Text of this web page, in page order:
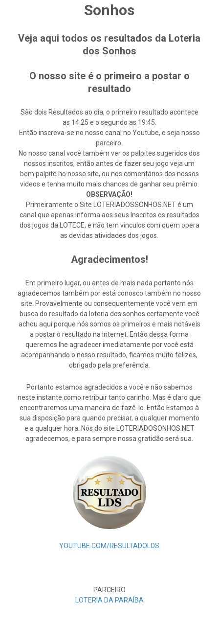
Sonhos
Veja aqui todos os resultados da Loteria
dos Sonhos
O nosso site é o primeiro a postar o
resultado
São dois Resultados ao dia, o primeiro resultado acontece
as 14:25 e o segundo as 19:45.
Então inscreva-se no nosso canal no Youtube, e seja nosso
parceiro.
No nosso canal você também ver os palpites sugeridos dos
nossos inscritos, então antes de fazer seu jogo veja um
bom palpite no nosso site, ou nos comentários dos nossos
videos e tenha muito mais chances de ganhar seu prêmio.
OBSERVAÇÃO!
Primeiramente o Site LOTERIADOSSONHOS.NET é um
canal que apenas informa aos seus Inscritos os resultados
dos jogos da LOTECE, e não tem vínculos com quem opera
as devidas atividades dos jogos.
Agradecimentos!
Em primeiro lugar, ou antes de mais nada portanto nós
agradecemos também por está conosco também no nosso
site. Provavelmente ou consequentemente você vem em
busca do resultado da loteria dos sonhos certamente você
achou aqui porque nós somos os primeiros e mais notáveis
a postar o resultado na internet. Então dessa forma
queremos lhe agradecer imediatamente por você está
acompanhando o nosso resultado, ficamos muito felizes,
obrigado pela preferência.
Portanto estamos agradecidos a você e não sabemos
neste instante como retribuir tanto carinho. Mas é claro que
encontraremos uma maneira de fazê-lo. Então Estamos à
sua disposição para quando precisar, a qualquer momento
e a qualquer hora. Nós do site LOTERIADOSONHOS.NET
agradecemos, e para sempre nossa gratidão será sua.
YOUTUBE.COM/RESULTADOLDS
PARCEIRO
LOTERIA DA PARAÍBA